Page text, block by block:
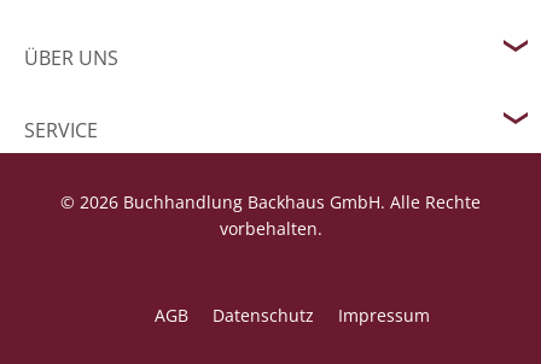
ÜBER UNS
SERVICE
© 2026 Buchhandlung Backhaus GmbH. Alle Rechte
vorbehalten.
AGB Datenschutz Impressum